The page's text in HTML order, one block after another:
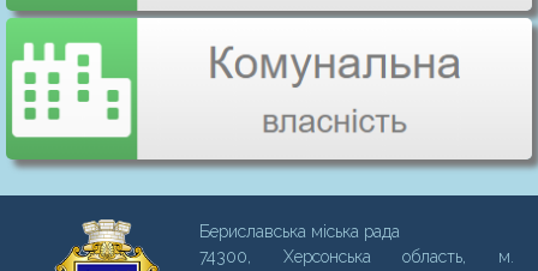
Бериславська міська рада
74300, Херсонська область, м.